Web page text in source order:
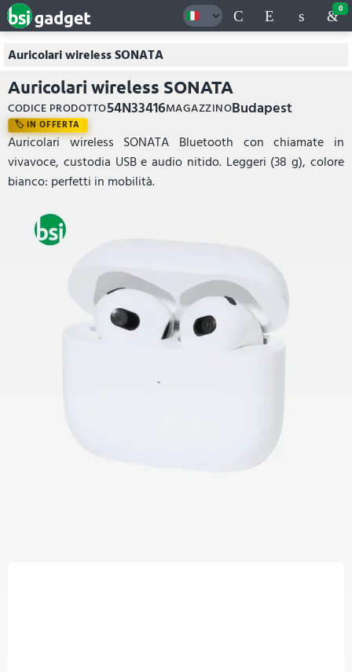
0
Auricolari wireless SONATA
Auricolari wireless SONATA
CODICE PRODOTTO54N33416MAGAZZINOBudapest
IN OFFERTA
Auricolari wireless SONATA Bluetooth con chiamate in
vivavoce, custodia USB e audio nitido. Leggeri (38 g), colore
bianco: perfetti in mobilità.